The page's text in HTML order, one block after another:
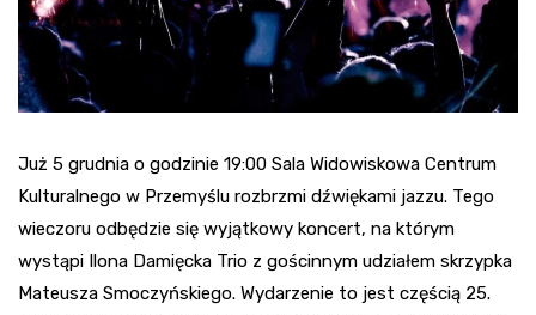
Już 5 grudnia o godzinie 19:00 Sala Widowiskowa Centrum
Kulturalnego w Przemyślu rozbrzmi dźwiękami jazzu. Tego
wieczoru odbędzie się wyjątkowy koncert, na którym
wystąpi Ilona Damięcka Trio z gościnnym udziałem skrzypka
Mateusza Smoczyńskiego. Wydarzenie to jest częścią 25.